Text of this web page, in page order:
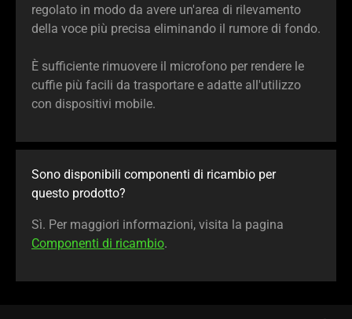
regolato in modo da avere un'area di rilevamento
della voce più precisa eliminando il rumore di fondo.
È sufficiente rimuovere il microfono per rendere le
cuffie più facili da trasportare e adatte all'utilizzo
con dispositivi mobile.
Sono disponibili componenti di ricambio per
questo prodotto?
Sì. Per maggiori informazioni, visita la pagina
Componenti di ricambio.